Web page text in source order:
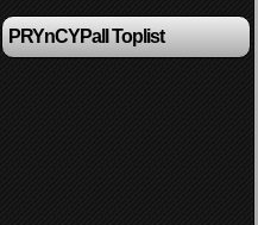
PRYnCYPall Toplist